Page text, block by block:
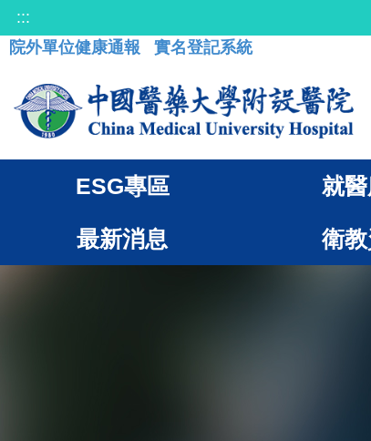
:::
院外單位健康通報
實名登記系統
ESG專區 就
最新消息 衛